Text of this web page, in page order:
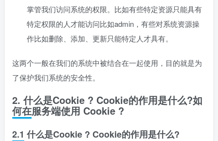
掌管我们访问系统的权限。比如有些特定资源只能具有
特定权限的人才能访问比如admin，有些对系统资源操
作比如删除、添加、更新只能特定人才具有。
这两个一般在我们的系统中被结合在一起使用，目的就是为
了保护我们系统的安全性。
2. 什么是Cookie ? Cookie的作用是什么?如
何在服务端使用 Cookie ?
2.1 什么是Cookie ? Cookie的作用是什么?